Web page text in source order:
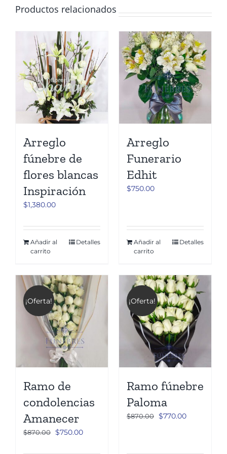
Productos relacionados
Arreglo
fúnebre de
flores blancas
Inspiración
$1,380.00
Añadir al
carrito
Detalles
Arreglo
Funerario
Edhit
$750.00
Añadir al
carrito
Detalles
¡Oferta!
Ramo de
condolencias
Amanecer
$870.00 El
$750.00El
¡Oferta!
Ramo fúnebre
Paloma
$870.00 El
$770.00El